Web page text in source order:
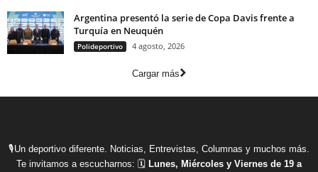
Argentina presentó la serie de Copa Davis frente a
Turquía en Neuquén
Polideportivo 4 agosto, 2026
Cargar más
🎙Un deportivo diferente. Noticias, Entrevistas, Columnas y muchos más.
Te invitamos a escucharnos: 🗓 Lunes, Miércoles y Viernes de 19 a